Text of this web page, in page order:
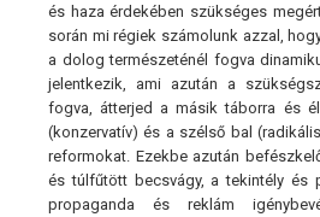
és haza érdekében szükséges
során mi régiek számolunk azzal,
a dolog természeténél fogva
jelentkezik, ami azután a
fogva, átterjed a másik táborra és
(konzervatív) és a szélső bal
reformokat. Ezekbe azután
és túlfűtött becsvágy, a tekintély és
propaganda és reklám